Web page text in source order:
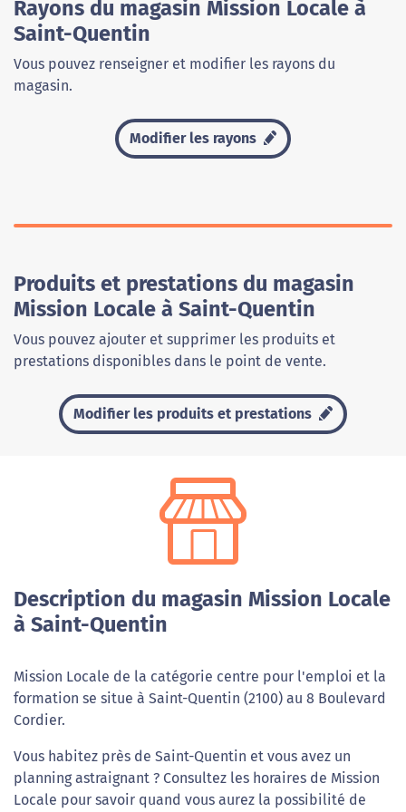
Rayons du magasin Mission Locale à
Saint-Quentin
Vous pouvez renseigner et modifier les rayons du
magasin.
Modifier les rayons
Produits et prestations du magasin
Mission Locale à Saint-Quentin
Vous pouvez ajouter et supprimer les produits et
prestations disponibles dans le point de vente.
Modifier les produits et prestations
Description du magasin Mission Locale
à Saint-Quentin
Mission Locale de la catégorie centre pour l'emploi et la
formation se situe à Saint-Quentin (2100) au 8 Boulevard
Cordier.
Vous habitez près de Saint-Quentin et vous avez un
planning astraignant ? Consultez les horaires de Mission
Locale pour savoir quand vous aurez la possibilité de